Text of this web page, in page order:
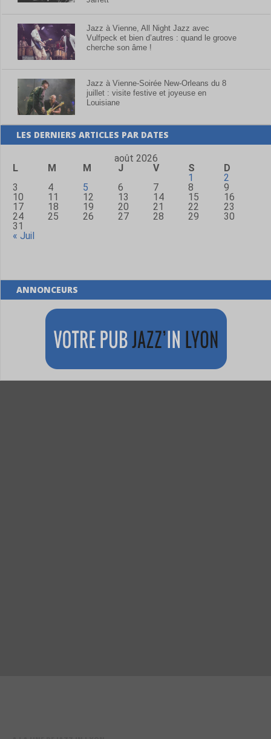
Jazz à Vienne, All Night Jazz avec
Vulfpeck et bien d’autres : quand le groove
cherche son âme !
Jazz à Vienne-Soirée New-Orleans du 8
juillet : visite festive et joyeuse en
Louisiane
LES DERNIERS ARTICLES PAR DATES
août 2026
L
M M J V S
D
1
2
3
4 5 6 7 8
9
10
11 12 13 14 15
16
17
18 19 20 21 22
23
24
25 26 27 28 29
30
31
« Juil
ANNONCEURS